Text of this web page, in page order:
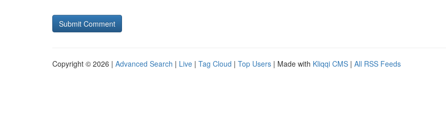
Copyright © 2026 | Advanced Search | Live | Tag Cloud | Top Users | Made with Kliqqi CMS | All RSS Feeds